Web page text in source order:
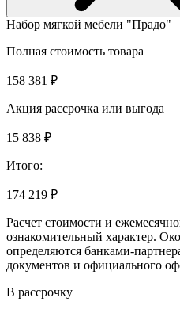
Набор мягкой мебели "Прадо"
Полная стоимость товара
158 381 ₽
Акция рассрочка или выгода
15 838 ₽
Итого:
174 219 ₽
Расчет стоимости и
ознакомительный характер.
определяются банками-
документов и официального
В рассрочку